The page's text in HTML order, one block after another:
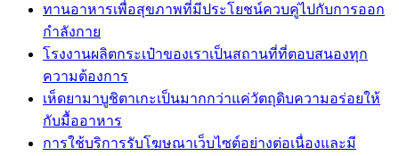
ทานอาหารเพื่อสุขภาพที่มีประโยชน์ควบคู่ไปกับการออก
กำลังกาย
โรงงานผลิตกระเป๋าของเราเป็นสถานที่ที่ตอบสนองทุก
ความต้องการ
เห็ดยามาบูชิตาเกะเป็นมากกว่าแค่วัตถุดิบความอร่อยให้
กับมื้ออาหาร
การใช้บริการรับโฆษณาเว็บไซต์อย่างต่อเนื่องและมี